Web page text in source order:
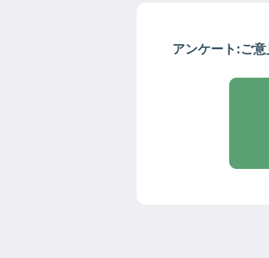
アンケート:ご